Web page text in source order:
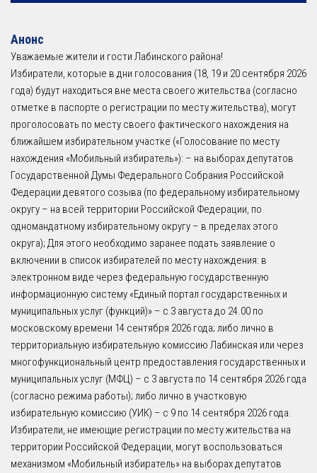
Анонс
Уважаемые жители и гости Лабинского района!
Избиратели, которые в дни голосования (18, 19 и 20 сентября 2026
года) будут находиться вне места своего жительства (согласно
отметке в паспорте о регистрации по месту жительства), могут
проголосовать по месту своего фактического нахождения на
ближайшем избирательном участке («Голосование по месту
нахождения «Мобильный избиратель»): – на выборах депутатов
Государственной Думы Федерального Собрания Российской
Федерации девятого созыва (по федеральному избирательному
округу – на всей территории Российской Федерации, по
одномандатному избирательному округу – в пределах этого
округа); Для этого необходимо заранее подать заявление о
включении в список избирателей по месту нахождения: в
электронном виде через федеральную государственную
информационную систему «Единый портал государственных и
муниципальных услуг (функций)» – с 3 августа до 24.00 по
московскому времени 14 сентября 2026 года; либо лично в
территориальную избирательную комиссию Лабинская или через
многофункциональный центр предоставления государственных и
муниципальных услуг (МФЦ) – с 3 августа по 14 сентября 2026 года
(согласно режима работы); либо лично в участковую
избирательную комиссию (УИК) – с 9 по 14 сентября 2026 года.
Избиратели, не имеющие регистрации по месту жительства на
территории Российской Федерации, могут воспользоваться
механизмом «Мобильный избиратель» на выборах депутатов